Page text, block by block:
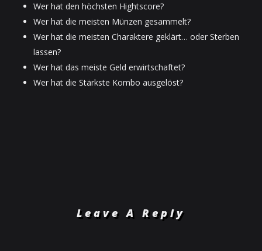
Wer hat den höchsten Hightscore?
Wer hat die meisten Münzen gesammelt?
Wer hat die meisten Charaktere geklärt… oder Sterben
lassen?
Wer hat das meiste Geld erwirtschaftet?
Wer hat die Stärkste Kombo ausgelöst?
Leave A Reply